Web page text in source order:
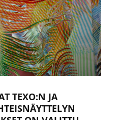
TEXO:N JA